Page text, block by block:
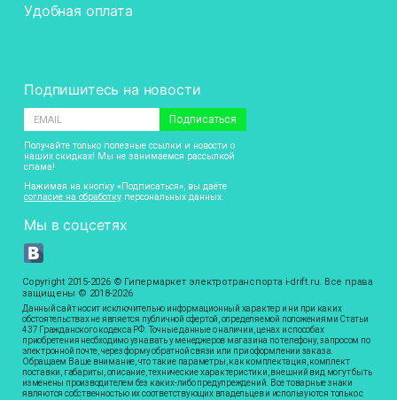
Удобная оплата
Подпишитесь на новости
Подписаться
Получайте только полезные ссылки и новости о
наших скидках! Мы не занимаемся рассылкой
спама!
Нажимая на кнопку «Подписаться», вы даёте
согласие на обработку персональных данных.
Мы в соцсетях
Copyright 2015-2026 © Гипермаркет электротранспорта i-drift.ru. Все права
защищены © 2018-2026
Данный сайт носит исключительно информационный характер и ни при каких
обстоятельствах не является публичной офертой, определяемой положениями Статьи
437 Гражданского кодекса РФ. Точные данные о наличии, ценах и способах
приобретения необходимо узнавать у менеджеров магазина по телефону, запросом по
электронной почте, через форму обратной связи или при оформлении заказа.
Обращаем Ваше внимание, что такие параметры, как комплектация, комплект
поставки, габариты, описание, технические характеристики, внешний вид могут быть
изменены производителем без каких-либо предупреждений. Все товарные знаки
являются собственностью их соответствующих владельцев и используются только с